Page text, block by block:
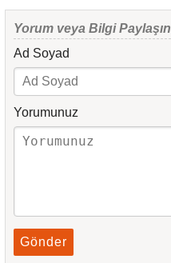
Yorum veya Bilgi Paylaşın
Ad Soyad
Yorumunuz
Gönder